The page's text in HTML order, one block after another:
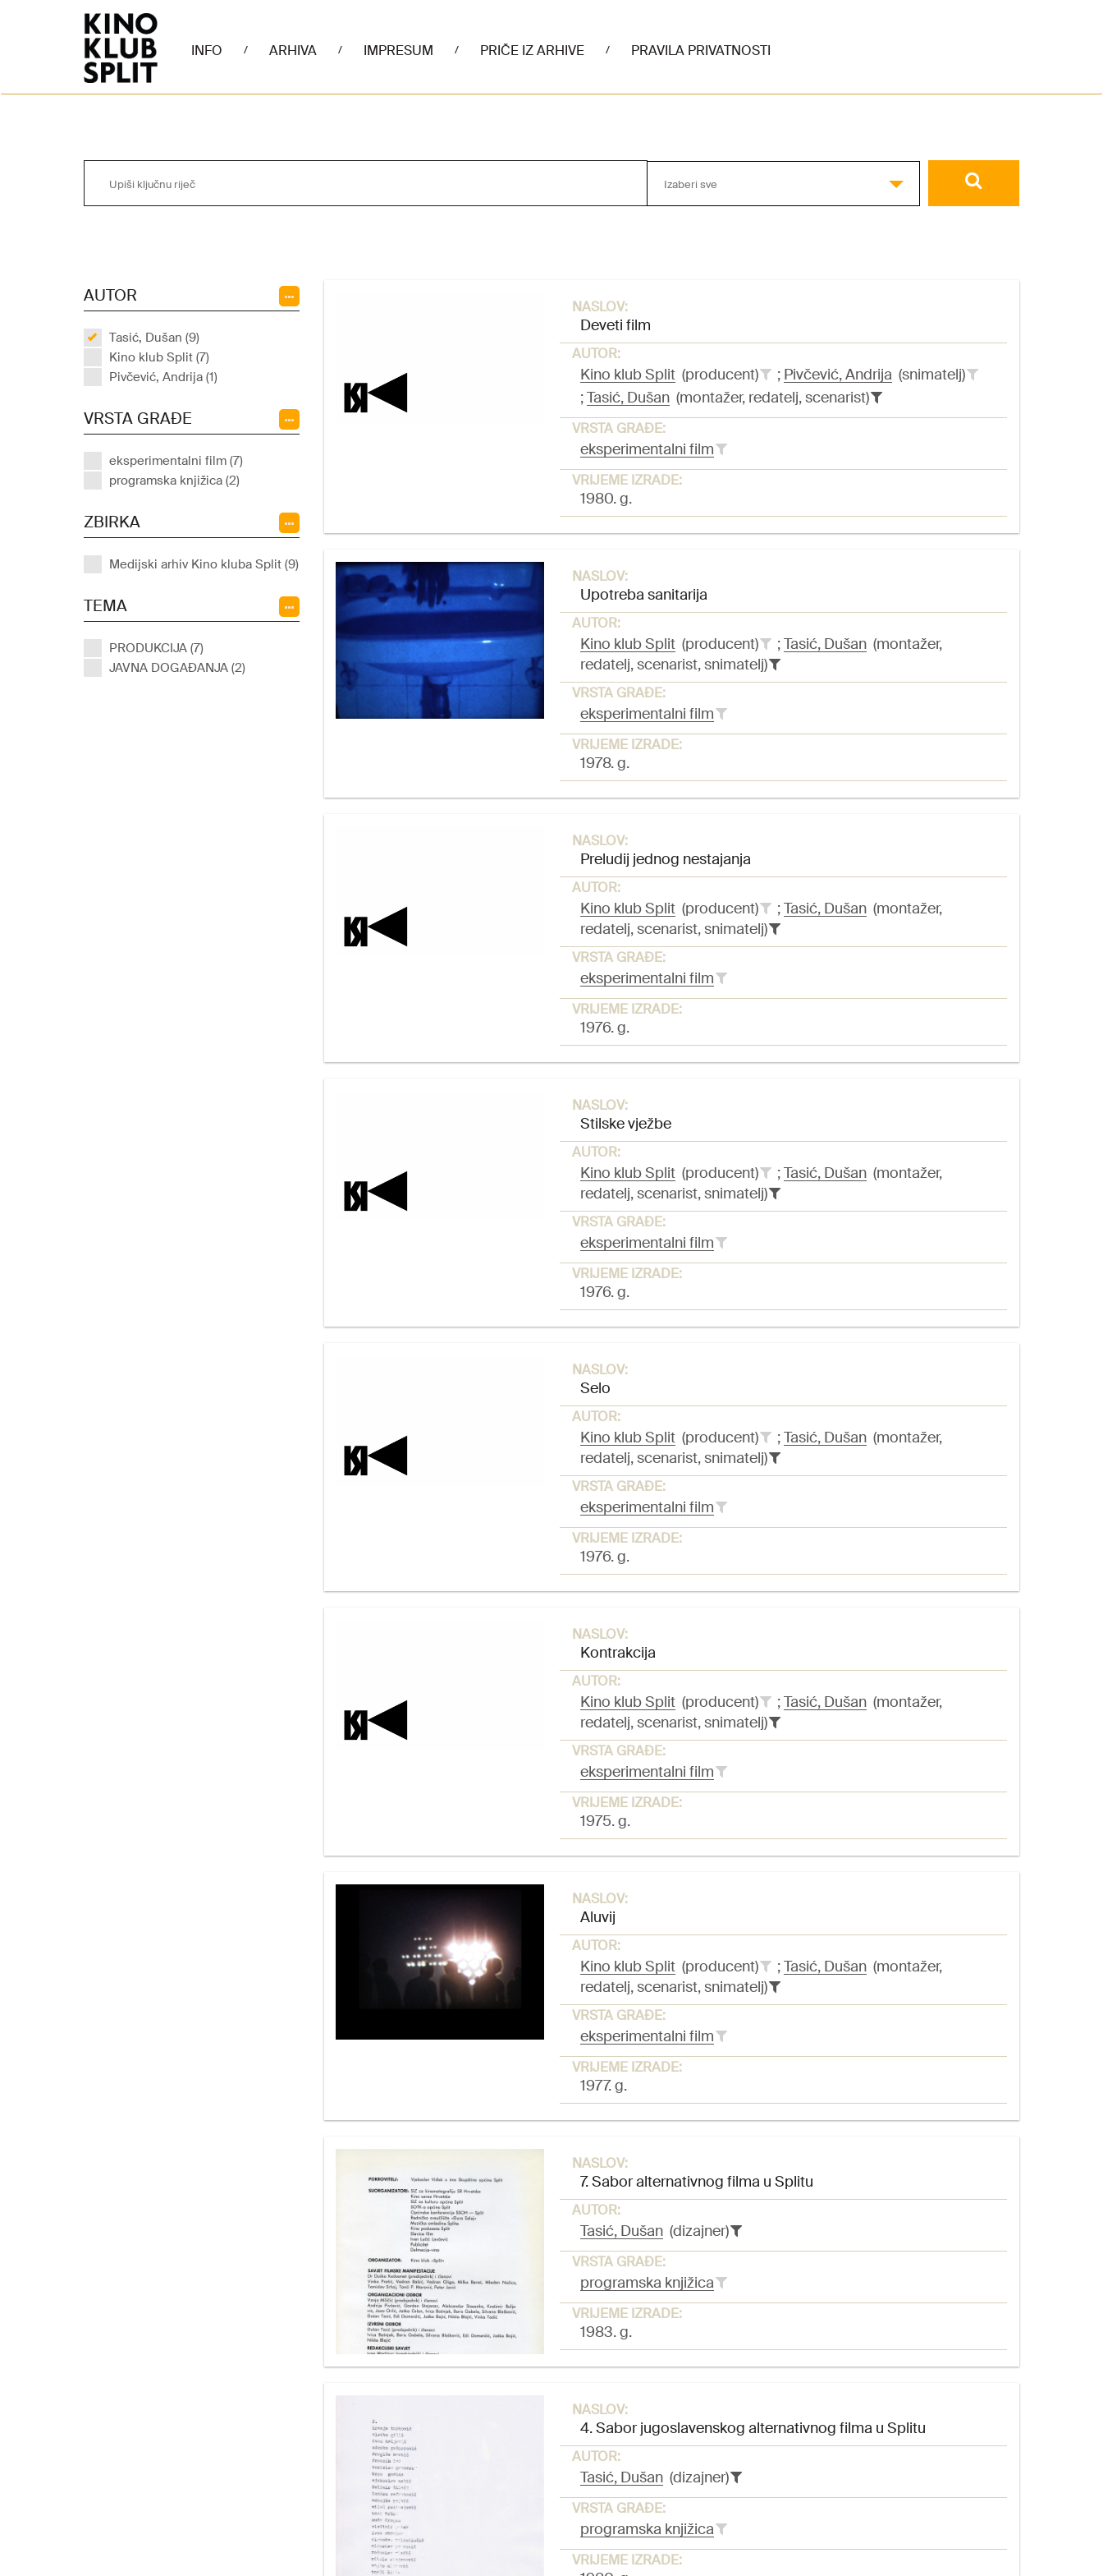
INFO / ARHIVA / IMPRESUM / PRIČE IZ ARHIVE / PRAVILA PRIVATNOSTI
Izaberi sve
AUTOR
Tasić, Dušan (9)
Kino klub Split (7)
Pivčević, Andrija (1)
VRSTA GRAĐE
eksperimentalni film (7)
programska knjižica (2)
ZBIRKA
Medijski arhiv Kino kluba Split (9)
TEMA
PRODUKCIJA (7)
JAVNA DOGAĐANJA (2)
NASLOV:
Deveti film
AUTOR:
Kino klub Split(producent) ; Pivčević, Andrija (snimatelj)
;Tasić, Dušan(montažer, redatelj, scenarist)
VRSTA GRAĐE:
eksperimentalni film
VRIJEME IZRADE:
1980. g.
NASLOV:
Upotreba sanitarija
AUTOR:
Kino klub Split(producent) ;Tasić, Dušan(montažer,
redatelj, scenarist, snimatelj)
VRSTA GRAĐE:
eksperimentalni film
VRIJEME IZRADE:
1978. g.
NASLOV:
Preludij jednog nestajanja
AUTOR:
Kino klub Split(producent) ;Tasić, Dušan(montažer,
redatelj, scenarist, snimatelj)
VRSTA GRAĐE:
eksperimentalni film
VRIJEME IZRADE:
1976. g.
NASLOV:
Stilske vježbe
AUTOR:
Kino klub Split(producent) ;Tasić, Dušan(montažer,
redatelj, scenarist, snimatelj)
VRSTA GRAĐE:
eksperimentalni film
VRIJEME IZRADE:
1976. g.
NASLOV:
Selo
AUTOR:
Kino klub Split(producent) ;Tasić, Dušan(montažer,
redatelj, scenarist, snimatelj)
VRSTA GRAĐE:
eksperimentalni film
VRIJEME IZRADE:
1976. g.
NASLOV:
Kontrakcija
AUTOR:
Kino klub Split(producent) ;Tasić, Dušan(montažer,
redatelj, scenarist, snimatelj)
VRSTA GRAĐE:
eksperimentalni film
VRIJEME IZRADE:
1975. g.
NASLOV:
Aluvij
AUTOR:
Kino klub Split(producent) ;Tasić, Dušan(montažer,
redatelj, scenarist, snimatelj)
VRSTA GRAĐE:
eksperimentalni film
VRIJEME IZRADE:
1977. g.
NASLOV:
7. Sabor alternativnog filma u Splitu
AUTOR:
Tasić, Dušan(dizajner)
VRSTA GRAĐE:
programska knjižica
VRIJEME IZRADE:
1983. g.
NASLOV:
4. Sabor jugoslavenskog alternativnog filma u Splitu
AUTOR:
Tasić, Dušan(dizajner)
VRSTA GRAĐE:
programska knjižica
VRIJEME IZRADE: